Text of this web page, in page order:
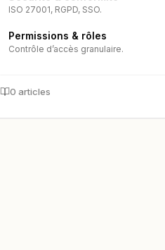
ISO 27001, RGPD, SSO.
Permissions & rôles
Contrôle d’accès granulaire.
0 articles